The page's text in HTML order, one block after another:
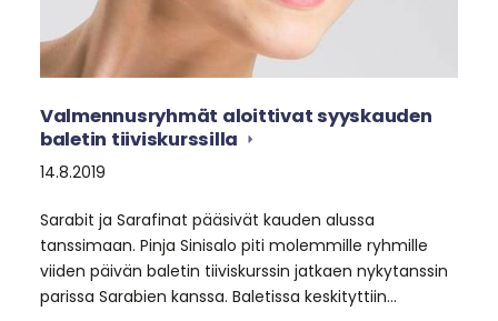
Valmennusryhmät aloittivat syyskauden
baletin tiiviskurssilla
14.8.2019
Sarabit ja Sarafinat pääsivät kauden alussa
tanssimaan. Pinja Sinisalo piti molemmille ryhmille
viiden päivän baletin tiiviskurssin jatkaen nykytanssin
parissa Sarabien kanssa. Baletissa keskityttiin…